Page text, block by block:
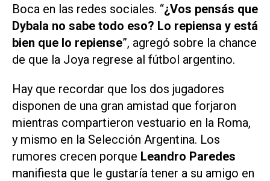
Boca en las redes sociales. “¿Vos pensás que
Dybala no sabe todo eso? Lo repiensa y está
bien que lo repiense”, agregó sobre la chance
de que la Joya regrese al fútbol argentino.
Hay que recordar que los dos jugadores
disponen de una gran amistad que forjaron
mientras compartieron vestuario en la Roma,
y mismo en la Selección Argentina. Los
rumores crecen porque Leandro Paredes
manifiesta que le gustaría tener a su amigo en